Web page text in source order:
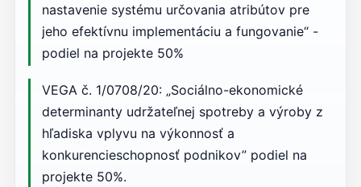
nastavenie systému určovania atribútov pre
jeho efektívnu implementáciu a fungovanie“ -
podiel na projekte 50%
VEGA č. 1/0708/20: „Sociálno-ekonomické
determinanty udržateľnej spotreby a výroby z
hľadiska vplyvu na výkonnosť a
konkurencieschopnosť podnikov” podiel na
projekte 50%.